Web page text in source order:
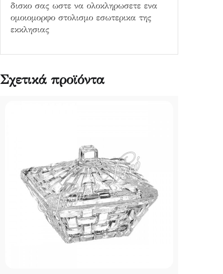
δισκο σας ωστε να ολοκληρωσετε ενα
ομοιομορφο στολισμο εσωτερικα της
εκκλησιας
Σχετικά προϊόντα